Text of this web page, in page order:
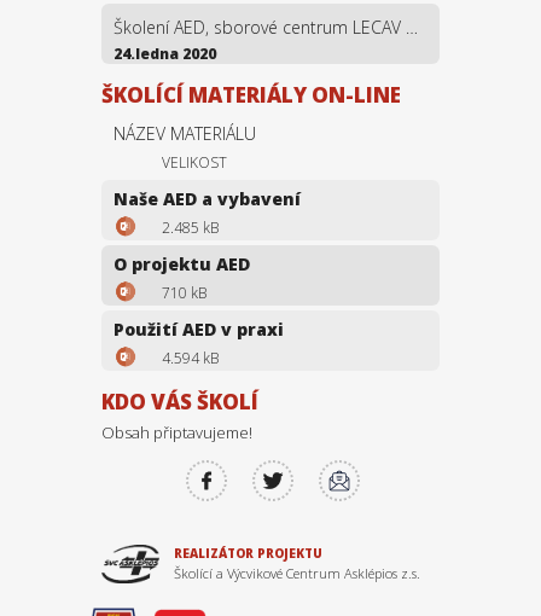
24.ledna 2020
Školení AED, sborové centrum LECAV Bystřice
ŠKOLÍCÍ MATERIÁLY ON-LINE
NÁZEV MATERIÁLU
VELIKOST
Naše AED a vybavení
2.485 kB
O projektu AED
710 kB
Použití AED v praxi
4.594 kB
KDO VÁS ŠKOLÍ
Obsah připtavujeme!
REALIZÁTOR PROJEKTU
Školící a Výcvikové Centrum Asklépios z.s.